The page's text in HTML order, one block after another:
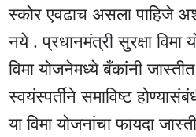
स्कोर एवढाच असला पाहिजे
नये . प्रधानमंत्री सुरक्षा विमा
विमा योजनेमध्ये बँकांनी
स्वयंस्पर्तीने समाविष्ट
या विमा योजनांचा फायदा